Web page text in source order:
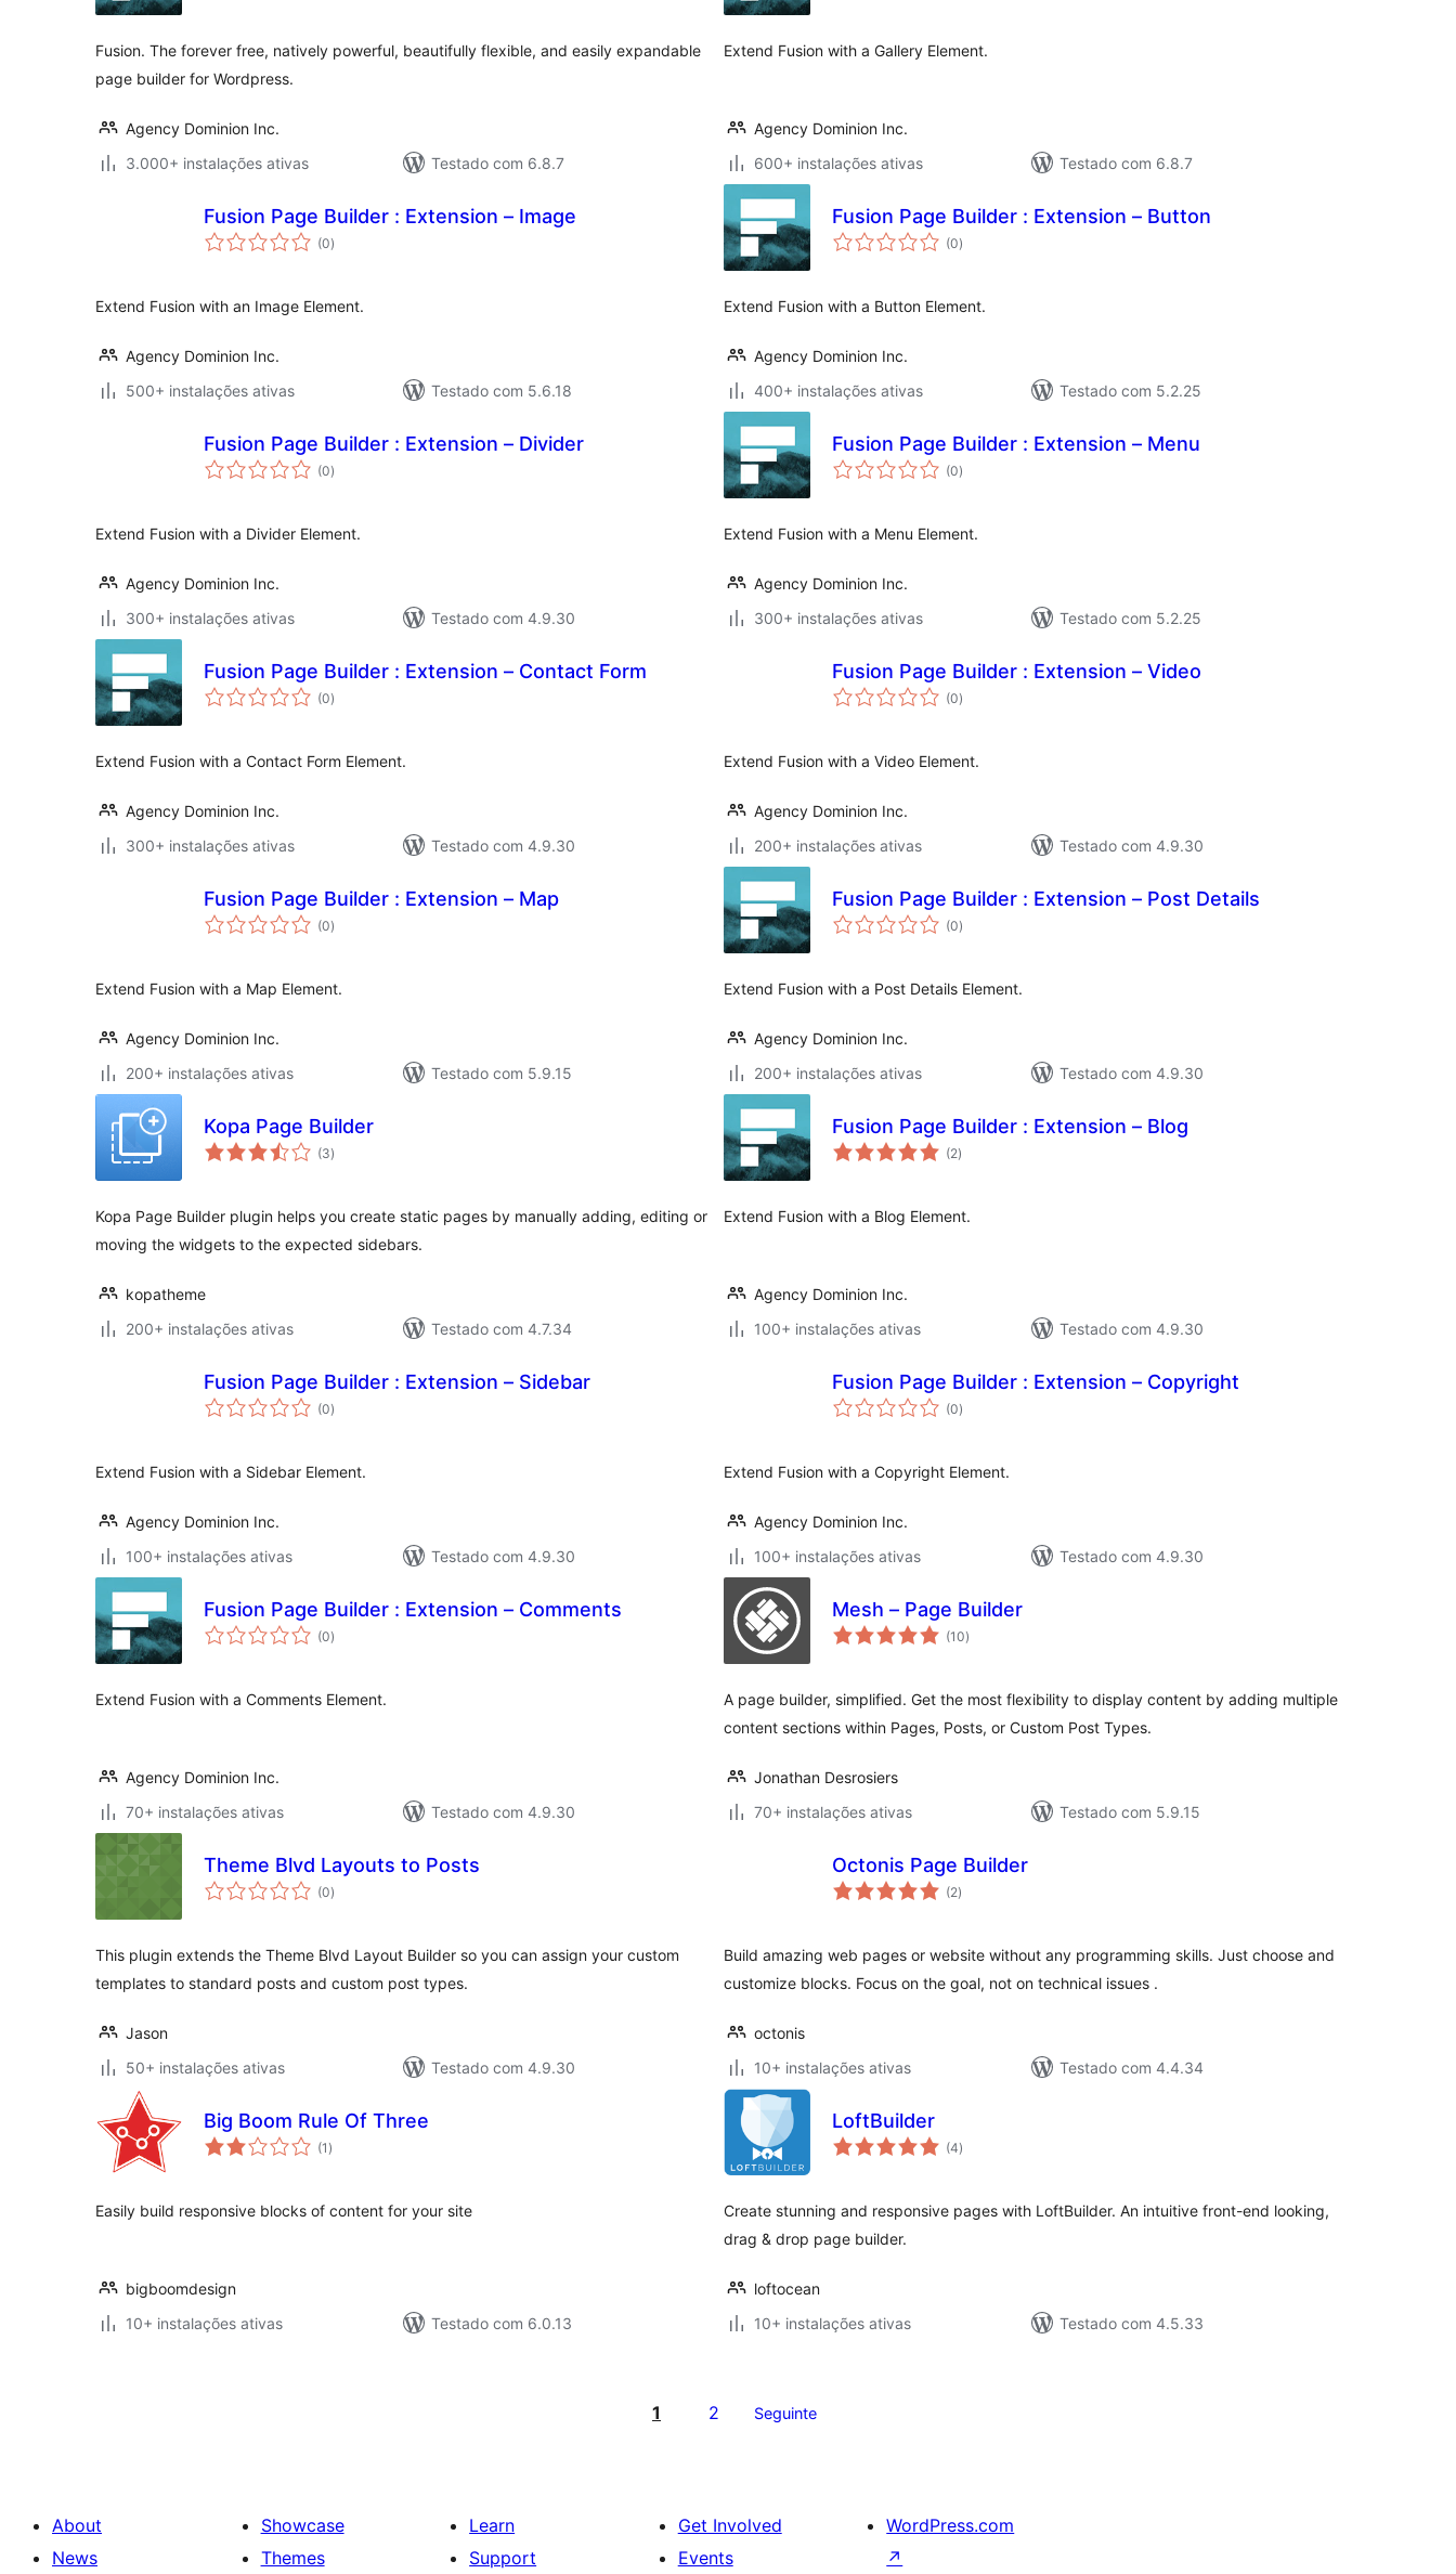
Fusion. The forever free, natively powerful, beautifully flexible, and easily expandable
page builder for Wordpress.
Agency Dominion Inc.
3.000+ instalações ativas
Testado com 6.8.7
Extend Fusion with a Gallery Element.
Agency Dominion Inc.
600+ instalações ativas
Testado com 6.8.7
Fusion Page Builder : Extension – Image
(0avaliações
totais
)
Extend Fusion with an Image Element.
Agency Dominion Inc.
500+ instalações ativas
Testado com 5.6.18
Fusion Page Builder : Extension – Button
(0avaliações
totais
)
Extend Fusion with a Button Element.
Agency Dominion Inc.
400+ instalações ativas
Testado com 5.2.25
Fusion Page Builder : Extension – Divider
(0avaliações
totais
)
Extend Fusion with a Divider Element.
Agency Dominion Inc.
300+ instalações ativas
Testado com 4.9.30
Fusion Page Builder : Extension – Menu
(0avaliações
totais
)
Extend Fusion with a Menu Element.
Agency Dominion Inc.
300+ instalações ativas
Testado com 5.2.25
Fusion Page Builder : Extension – Contact Form
(0avaliações
totais
)
Extend Fusion with a Contact Form Element.
Agency Dominion Inc.
300+ instalações ativas
Testado com 4.9.30
Fusion Page Builder : Extension – Video
(0avaliações
totais
)
Extend Fusion with a Video Element.
Agency Dominion Inc.
200+ instalações ativas
Testado com 4.9.30
Fusion Page Builder : Extension – Map
(0avaliações
totais
)
Extend Fusion with a Map Element.
Agency Dominion Inc.
200+ instalações ativas
Testado com 5.9.15
Fusion Page Builder : Extension – Post Details
(0avaliações
totais
)
Extend Fusion with a Post Details Element.
Agency Dominion Inc.
200+ instalações ativas
Testado com 4.9.30
Kopa Page Builder
(3avaliações
totais
)
Kopa Page Builder plugin helps you create static pages by manually adding, editing or
moving the widgets to the expected sidebars.
kopatheme
200+ instalações ativas
Testado com 4.7.34
Fusion Page Builder : Extension – Blog
(2avaliações
totais
)
Extend Fusion with a Blog Element.
Agency Dominion Inc.
100+ instalações ativas
Testado com 4.9.30
Fusion Page Builder : Extension – Sidebar
(0avaliações
totais
)
Extend Fusion with a Sidebar Element.
Agency Dominion Inc.
100+ instalações ativas
Testado com 4.9.30
Fusion Page Builder : Extension – Copyright
(0avaliações
totais
)
Extend Fusion with a Copyright Element.
Agency Dominion Inc.
100+ instalações ativas
Testado com 4.9.30
Fusion Page Builder : Extension – Comments
(0avaliações
totais
)
Extend Fusion with a Comments Element.
Agency Dominion Inc.
70+ instalações ativas
Testado com 4.9.30
Mesh – Page Builder
(10avaliações
totais
)
A page builder, simplified. Get the most flexibility to display content by adding multiple
content sections within Pages, Posts, or Custom Post Types.
Jonathan Desrosiers
70+ instalações ativas
Testado com 5.9.15
Theme Blvd Layouts to Posts
(0avaliações
totais
)
This plugin extends the Theme Blvd Layout Builder so you can assign your custom
templates to standard posts and custom post types.
Jason
50+ instalações ativas
Testado com 4.9.30
Octonis Page Builder
(2avaliações
totais
)
Build amazing web pages or website without any programming skills. Just choose and
customize blocks. Focus on the goal, not on technical issues .
octonis
10+ instalações ativas
Testado com 4.4.34
Big Boom Rule Of Three
(1 avaliações
totais
)
Easily build responsive blocks of content for your site
bigboomdesign
10+ instalações ativas
Testado com 6.0.13
LoftBuilder
(4avaliações
totais
)
Create stunning and responsive pages with LoftBuilder. An intuitive front-end looking,
drag & drop page builder.
loftocean
10+ instalações ativas
Testado com 4.5.33
1 2 Seguinte
About
News
Showcase
Themes
Learn
Support
Get Involved
Events
WordPress.com
↗